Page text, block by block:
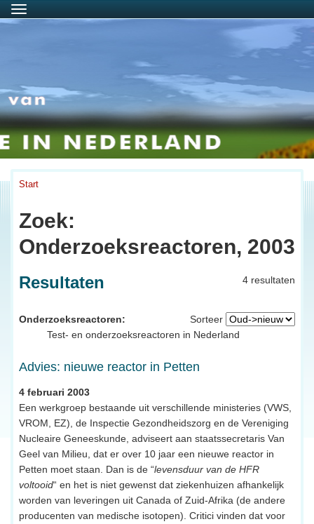
Menu
Start
Zoek:
Onderzoeksreactoren, 2003
4 resultaten
Resultaten
Sorteer
Onderzoeksreactoren:
Test- en onderzoeksreactoren in Nederland
Advies: nieuwe reactor in Petten
4 februari 2003
Een werkgroep bestaande uit verschillende ministeries (VWS,
VROM, EZ), de Inspectie Gezondheidszorg en de Vereniging
Nucleaire Geneeskunde, adviseert aan staatssecretaris Van
Geel van Milieu, dat er over 10 jaar een nieuwe reactor in
Petten moet staan. Dan is de “levensduur van de HFR
voltooid“ en het is niet gewenst dat ziekenhuizen afhankelijk
worden van leveringen uit Canada of Zuid-Afrika (de andere
producenten van medische isotopen). Critici vinden dat voor